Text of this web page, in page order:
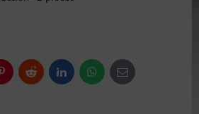
PinterestReddit LinkedInWhatsApp
E-
mail